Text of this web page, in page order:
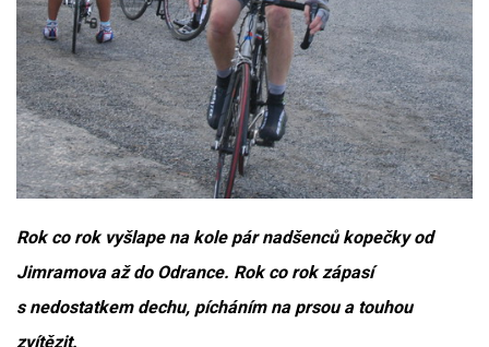
Rok co rok vyšlape na kole pár nadšenců kopečky od
Jimramova až do Odrance. Rok co rok zápasí
s nedostatkem dechu, pícháním na prsou a touhou
zvítězit.